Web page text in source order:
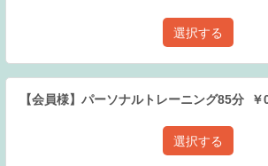
選択する
【会員様】パーソナルトレーニング85分 ￥
選択する